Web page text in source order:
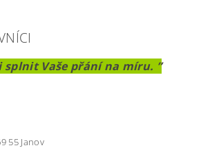
splnit Vaše přání na míru. ”
55 Janov